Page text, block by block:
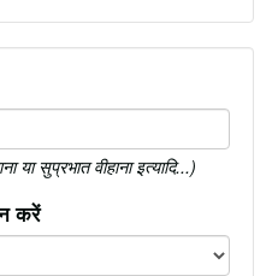
सुप्रभात वीहाना इत्यादि...)
करें